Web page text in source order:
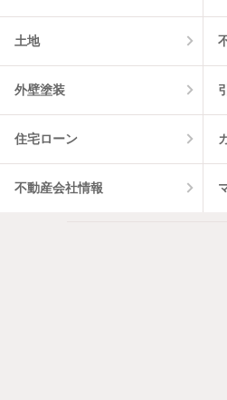
土地
外壁塗装
住宅ローン
不動産会社情報